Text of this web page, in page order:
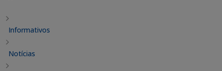
Informativos
Notícias